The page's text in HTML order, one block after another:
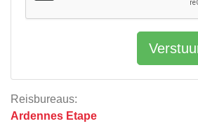
Reisbureaus:
Ardennes Etape